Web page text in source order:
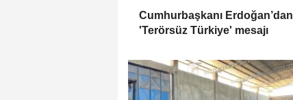
Cumhurbaşkanı Erdoğan’dan
'Terörsüz Türkiye' mesajı